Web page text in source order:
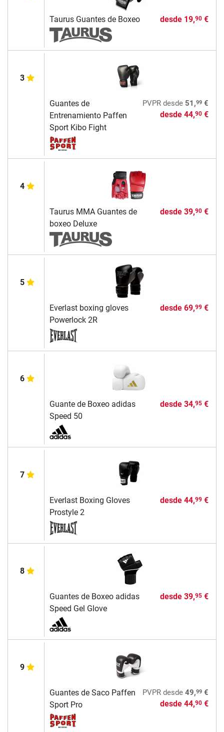
Taurus Guantes de Boxeo desde 19,90€
3
Guantes de
Entrenamiento Paffen
Sport Kibo Fight
PVPRdesde 51,99€
desde 44,90€
4
Taurus MMA Guantes de
boxeo Deluxe
desde 39,90€
5
Everlast boxing gloves
Powerlock 2R
desde 69,99€
6
Guante de Boxeo adidas
Speed 50
desde 34,95€
7
Everlast Boxing Gloves
Prostyle 2
desde 44,99€
8
Guantes de Boxeo adidas
Speed Gel Glove
desde 39,95€
9
Guantes de Saco Paffen
Sport Pro
PVPRdesde 49,99€
desde 44,90€